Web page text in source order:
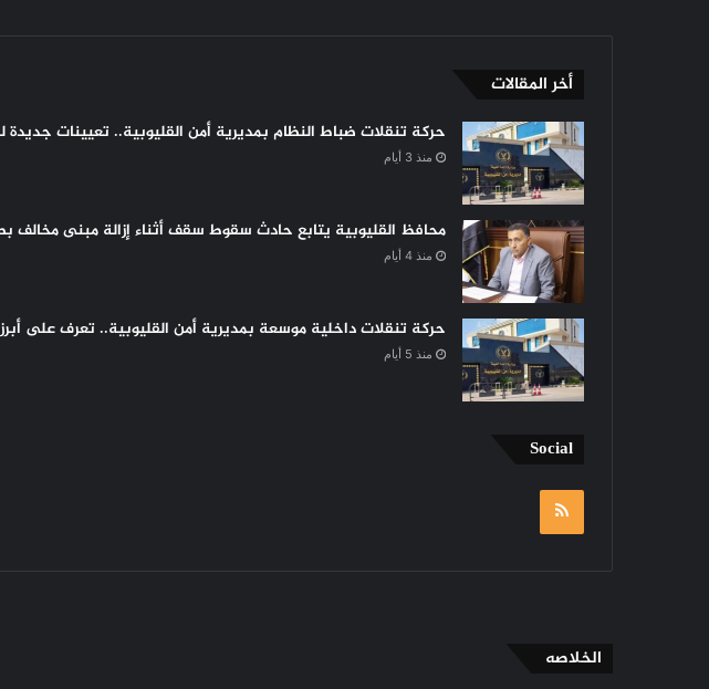
أخر المقالات
حركة تنقلات ضباط النظام بمديرية أمن القليوبية.. تعيينات جديدة
منذ 3 أيام
محافظ القليوبية يتابع حادث سقوط سقف أثناء إزالة مبنى مخالف
منذ 4 أيام
حركة تنقلات داخلية موسعة بمديرية أمن القليوبية.. تعرف على أبرز
منذ 5 أيام
Social
RSS
الخلاصه